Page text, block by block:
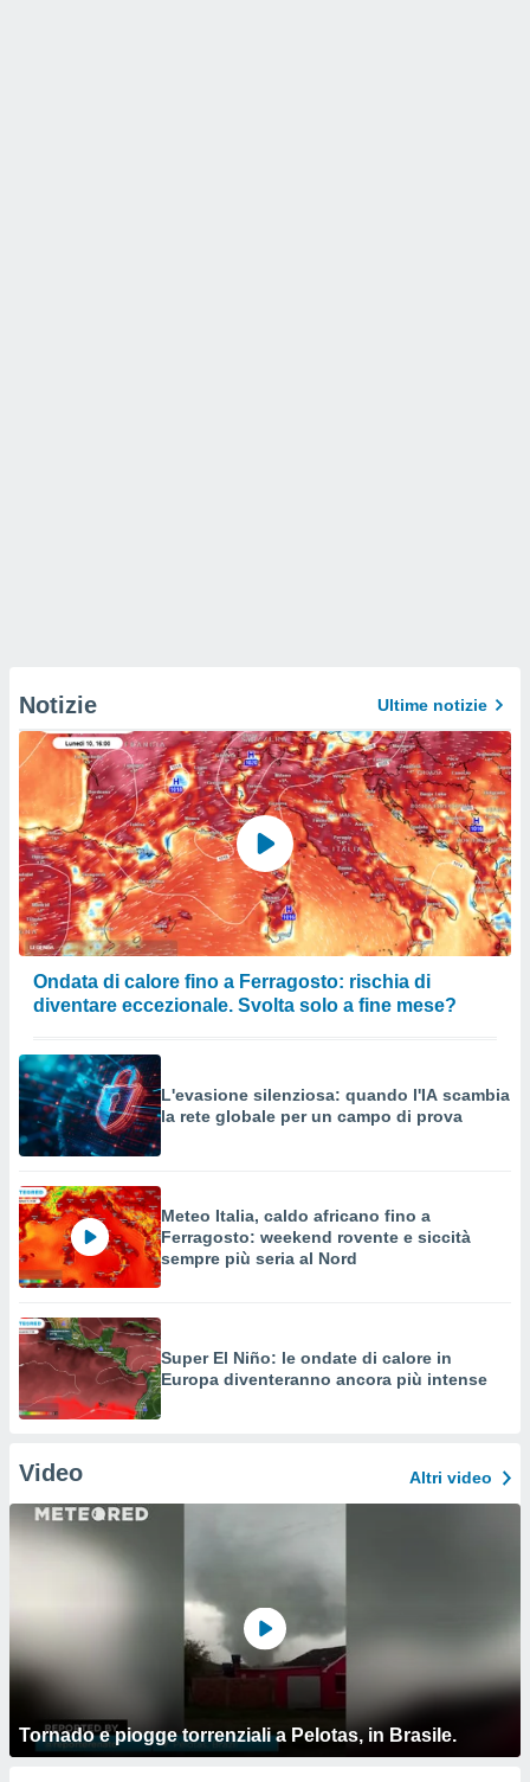
Notizie Ultime notizie
Ondata di calore fino a Ferragosto: rischia di
diventare eccezionale. Svolta solo a fine mese?
L'evasione silenziosa: quando l'IA scambia
la rete globale per un campo di prova
Meteo Italia, caldo africano fino a
Ferragosto: weekend rovente e siccità
sempre più seria al Nord
Super El Niño: le ondate di calore in
Europa diventeranno ancora più intense
Video Altri video
Tornado e piogge torrenziali a Pelotas, in Brasile.